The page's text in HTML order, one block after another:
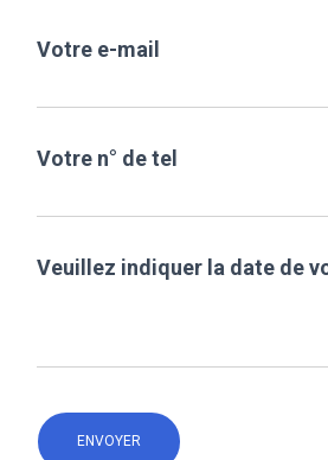
Votre e-mail
Votre n° de tel
Veuillez indiquer la date de